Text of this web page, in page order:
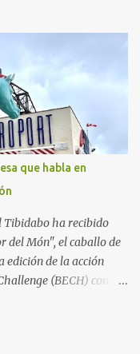
desde
o deportivas, hasta
al máximo con los
Palma Aquarium
y a tan sólo 500
Aquarium, un lugar
con los 8.000
del Mediterráneo
recorrido por el
que habla en
Tibidabo ha recibido
del Món", el caballo de
edición de la acción
(BECH) con el